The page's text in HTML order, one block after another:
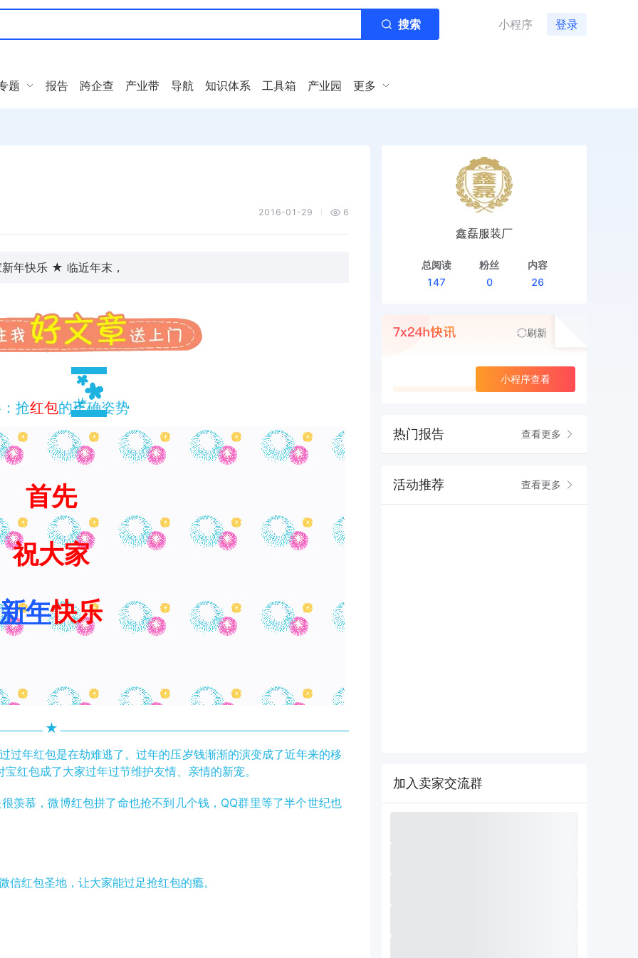
搜索 小程序 登录
题 报告 跨企查 产业带 导航 知识体系 工具箱 产业园 更多
2016-01-29 6
导读：攻略：抢红包的正确姿势 首先祝大家新年快乐 ★ 临近年末，
抢红包的正确姿势
首先
祝大家
新年快乐
★
年红包是在劫难逃了。过年的压岁钱渐渐的演变成了近年来的移
红包成了大家过年过节维护友情、亲情的新宠。
慕，微博红包拼了命也抢不到几个钱，QQ群里等了半个世纪也
信红包圣地，让大家能过足抢红包的瘾。
鑫磊服装厂
总阅读
147
粉丝
0
内容
26
刷新
小程序查看
热门报告 查看更多
活动推荐 查看更多
加入卖家交流群